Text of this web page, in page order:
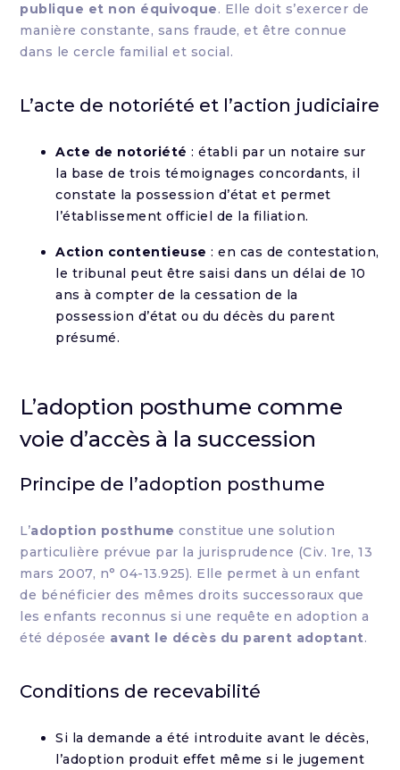
publique et non équivoque. Elle doit s’exercer de
manière constante, sans fraude, et être connue
dans le cercle familial et social.
L’acte de notoriété et l’action judiciaire
Acte de notoriété : établi par un notaire sur
la base de trois témoignages concordants, il
constate la possession d’état et permet
l’établissement officiel de la filiation.
Action contentieuse : en cas de contestation,
le tribunal peut être saisi dans un délai de 10
ans à compter de la cessation de la
possession d’état ou du décès du parent
présumé.
L’adoption posthume comme
voie d’accès à la succession
Principe de l’adoption posthume
L’adoption posthume constitue une solution
particulière prévue par la jurisprudence (Civ. 1re, 13
mars 2007, n° 04-13.925). Elle permet à un enfant
de bénéficier des mêmes droits successoraux que
les enfants reconnus si une requête en adoption a
été déposée avant le décès du parent adoptant.
Conditions de recevabilité
Si la demande a été introduite avant le décès,
l’adoption produit effet même si le jugement